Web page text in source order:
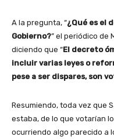
A la pregunta, “¿Qué es el
Gobierno?” el periódico de
diciendo que “El decreto
incluir varias leyes o
pese a ser dispares, son
Resumiendo, toda vez que
estaba, de lo que votarían
ocurriendo algo parecido a